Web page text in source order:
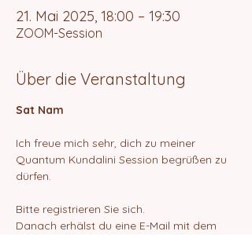
21. Mai 2025, 18:00 – 19:30
ZOOM-Session
Über die Veranstaltung
Sat Nam
Ich freue mich sehr, dich zu meiner
Quantum Kundalini Session begrüßen zu
dürfen.
Bitte registrieren Sie sich.
Danach erhälst du eine E-Mail mit dem